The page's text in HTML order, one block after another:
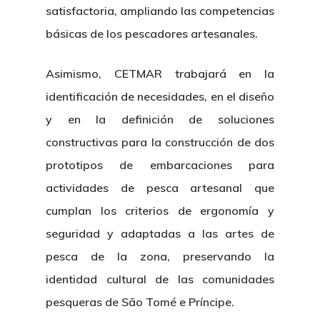
satisfactoria, ampliando las competencias
básicas de los pescadores artesanales.
Asimismo, CETMAR trabajará en la
identificación de necesidades, en el diseño
y en la definición de soluciones
constructivas para la construcción de dos
prototipos de embarcaciones para
actividades de pesca artesanal que
cumplan los criterios de ergonomía y
seguridad y adaptadas a las artes de
pesca de la zona, preservando la
identidad cultural de las comunidades
pesqueras de São Tomé e Príncipe.